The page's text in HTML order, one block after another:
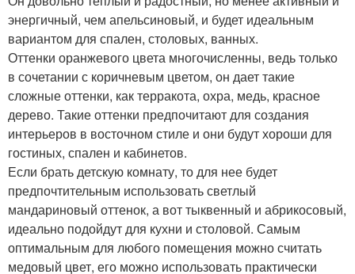
энергичный, чем апельсиновый, и будет идеальным
вариантом для спален, столовых, ванных.
Оттенки оранжевого цвета многочисленны, ведь только
в сочетании с коричневым цветом, он дает такие
сложные оттенки, как терракота, охра, медь, красное
дерево. Такие оттенки предпочитают для создания
интерьеров в восточном стиле и они будут хороши для
гостиных, спален и кабинетов.
Если брать детскую комнату, то для нее будет
предпочтительным использовать светлый
мандариновый оттенок, а вот тыквенный и абрикосовый,
идеально подойдут для кухни и столовой. Самым
оптимальным для любого помещения можно считать
медовый цвет, его можно использовать практически